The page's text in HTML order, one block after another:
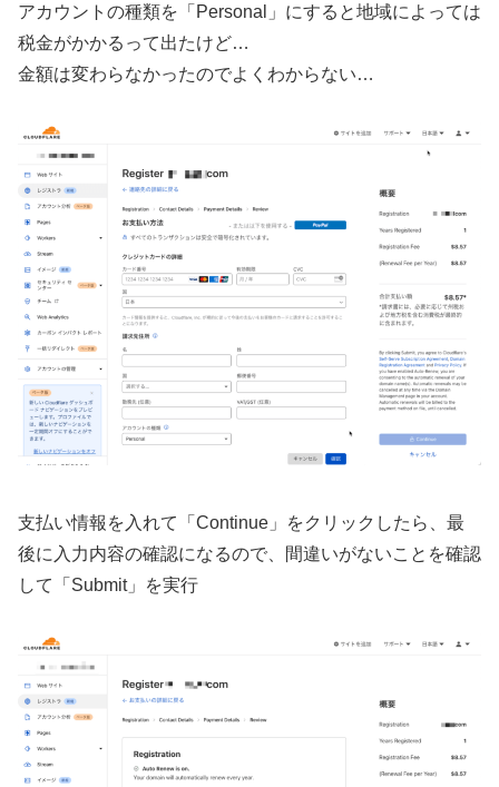
アカウントの種類を「Personal」にすると地域によっては
税金がかかるって出たけど…
金額は変わらなかったのでよくわからない…
支払い情報を入れて「Continue」をクリックしたら、最
後に入力内容の確認になるので、間違いがないことを確認
して「Submit」を実行